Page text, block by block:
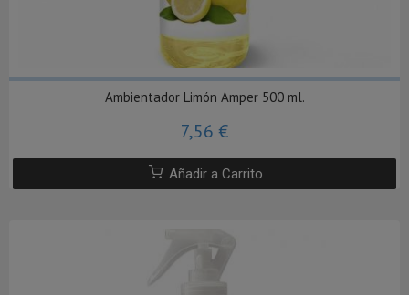
Ambientador Limón Amper 500 ml.
7,56 €
Añadir a Carrito